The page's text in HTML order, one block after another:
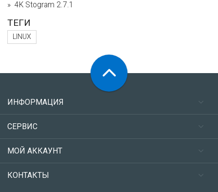
4K Stogram 2.7.1
ТЕГИ
LINUX
ИНФОРМАЦИЯ
СЕРВИС
МОЙ АККАУНТ
КОНТАКТЫ